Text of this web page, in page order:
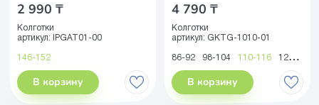
2 990 ₸
Колготки
артикул:
IPGAT01-00
146-152
В корзину
4 790 ₸
Колготки
артикул: GKTG-1010-01
86-92 98-104 110-116 122-128
В корзину